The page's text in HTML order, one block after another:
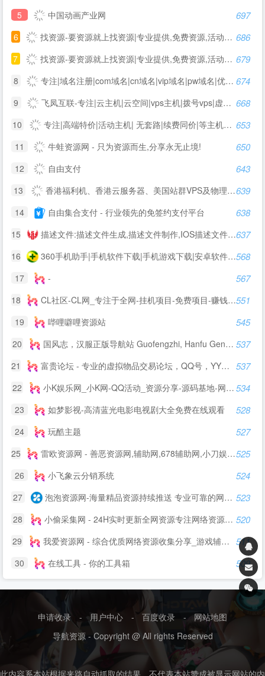
5 中国动画产业网 697
6 找资源-要资源就上找资源|专业提供,免费资源,活动资源,源码资源,励志打造全网最好最全的资源大全- 686
7 找资源-要资源就上找资源|专业提供,免费资源,活动资源,源码资源,励志打造全网最好最全的资源大全 - 679
8 专注|域名注册|com域名|cn域名|vip域名|pw域名|优质域名|无限空间|免费试用|ssl证书|-飞凤互联 674
9 飞凤互联-专注|云主机|云空间|vps主机|拨号vps|虚拟主机|挂机宝|电信服务器|香港服务器 668
10 专注|高端特价|活动主机| 无套路|续费同价|等主机服务器产品 - 飞凤互联 653
11 牛蛙资源网 - 只为资源而生,分享永无止境! 650
12 自由支付 643
13 香港福利机、香港云服务器、美国站群VPS及物理主机提供商639
14 自由集合支付 - 行业领先的免签约支付平台 638
15 描述文件:描述文件生成,描述文件制作,IOS描述文件,描述文件转APP,免签苹果APP,免费在线描述文件封装,APP专家637
16 360手机助手|手机软件下载|手机游戏下载|安卓软件|安卓游戏|Android手机应用|手机主题壁纸下载|手机视频电影电视剧下载|手机小说杂志下载568
17 - 567
18 CL社区-CL网_专注于全网-挂机项目-免费项目-赚钱项目-游戏搬砖项目-活动线报-源码基地-副业-活动-软件-教程-致力于全网付费项目揭秘分享551
19 哔哩噼哩资源站 545
20 国风志，汉服正版导航站 Guofengzhi, Hanfu Genuine Navigation Station | 537
21 富贵论坛 - 专业的虚拟物品交易论坛，QQ号，YY号，手机号，邮箱，游戏帐号交易 - FGBBS.NET 537
22 小K娱乐网_小K网-QQ活动_资源分享-源码基地-网赚项目-安卓绿色软件基地 534
23 如梦影视-高清蓝光电影电视剧大全免费在线观看 528
24 玩酷主题 527
25 雷欧资源网 - 善恶资源网,辅助网,678辅助网,小刀娱乐网,破解软件分享,最全面的免费资源平台!525
26 小飞象云分销系统 524
27 泡泡资源网-海量精品资源持续推送 专业可靠的网络知识服务平台 523
28 小偷采集网 - 24H实时更新全网资源专注网络资源快速收集和查询 520
29 我爱资源网 - 综合优质网络资源收集分享_游戏辅助资源网_爱资源_爱分享 511
30 在线工具 - 你的工具箱 509
申请收录 - 用户中心 - 百度收录 -
网站地图
导航资源 - Copyright @ All rights Reserved
此内容系本站根据来路自动抓取的结果，不代表本站赞成被显示网站的内